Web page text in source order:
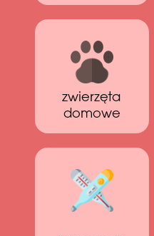
zwierzęta
domowe